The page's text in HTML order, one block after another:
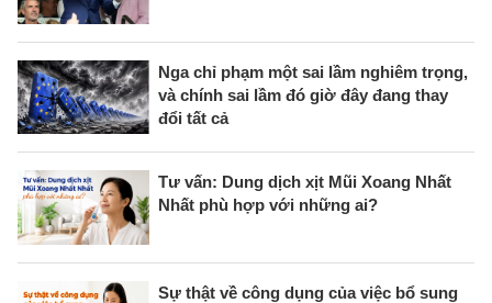
Nga chỉ phạm một sai lầm nghiêm trọng,
và chính sai lầm đó giờ đây đang thay
đổi tất cả
Tư vấn: Dung dịch xịt Mũi Xoang Nhất
Nhất phù hợp với những ai?
Sự thật về công dụng của việc bổ sung